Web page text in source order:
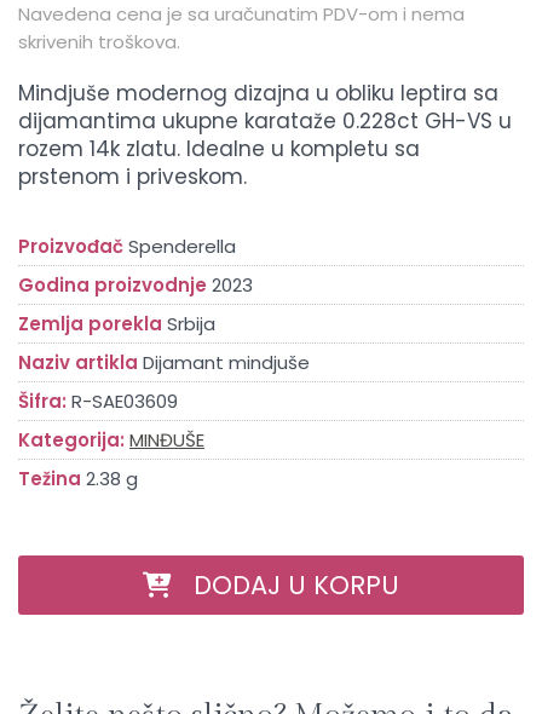
Navedena cena je sa uračunatim PDV-om i nema
skrivenih troškova.
Mindjuše modernog dizajna u obliku leptira sa
dijamantima ukupne karataže 0.228ct GH-VS u
rozem 14k zlatu. Idealne u kompletu sa
prstenom i priveskom.
ProizvođačSpenderella
Godina proizvodnje 2023
Zemlja porekla Srbija
Naziv artikla Dijamant mindjuše
Šifra: R-SAE03609
Kategorija: MINĐUŠE
Težina 2.38 g
DODAJ U KORPU